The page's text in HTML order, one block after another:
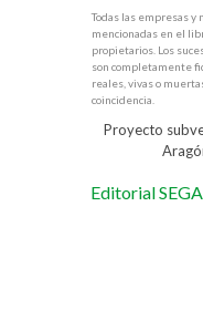
Todas las empresas y
mencionadas en el
propietarios. Los
son completamente
reales, vivas o
coincidencia.
Proyecto
Editorial